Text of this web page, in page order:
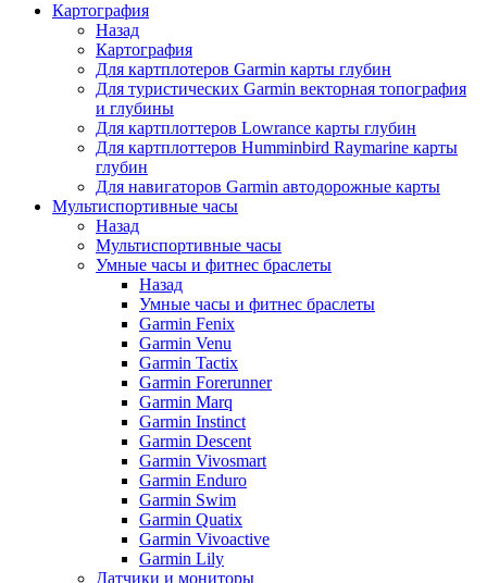
Картография
Назад
Картография
Для картплотеров Garmin карты глубин
Для туристических Garmin векторная топография
и глубины
Для картплоттеров Lowrance карты глубин
Для картплоттеров Humminbird Raymarine карты
глубин
Для навигаторов Garmin автодорожные карты
Мультиспортивные часы
Назад
Мультиспортивные часы
Умные часы и фитнес браслеты
Назад
Умные часы и фитнес браслеты
Garmin Fenix
Garmin Venu
Garmin Tactix
Garmin Forerunner
Garmin Marq
Garmin Instinct
Garmin Descent
Garmin Vivosmart
Garmin Enduro
Garmin Swim
Garmin Quatix
Garmin Vivoactive
Garmin Lily
Датчики и мониторы